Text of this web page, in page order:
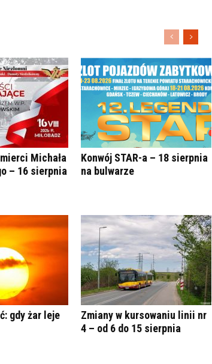
Michała
– 16 sierpnia
Konwój STAR-a – 18 sierpnia
na bulwarze
gdy żar leje
Zmiany w kursowaniu linii nr
4 – od 6 do 15 sierpnia